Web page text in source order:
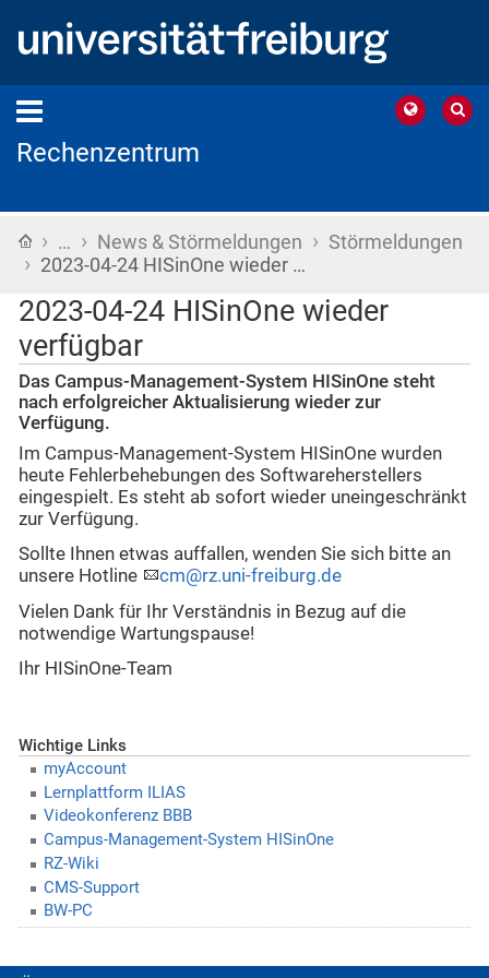
Rechenzentrum
Startseite
› … › News & Störmeldungen › Störmeldungen
› 2023-04-24 HISinOne wieder …
2023-04-24 HISinOne wieder
verfügbar
Das Campus-Management-System HISinOne steht
nach erfolgreicher Aktualisierung wieder zur
Verfügung.
Im Campus-Management-System HISinOne wurden
heute Fehlerbehebungen des Softwareherstellers
eingespielt. Es steht ab sofort wieder uneingeschränkt
zur Verfügung.
Sollte Ihnen etwas auffallen, wenden Sie sich bitte an
unsere Hotline
cm@rz.uni-freiburg.de
Vielen Dank für Ihr Verständnis in Bezug auf die
notwendige Wartungspause!
Ihr HISinOne-Team
Wichtige Links
myAccount
Lernplattform ILIAS
Videokonferenz BBB
Campus-Management-System HISinOne
RZ-Wiki
CMS-Support
BW-PC